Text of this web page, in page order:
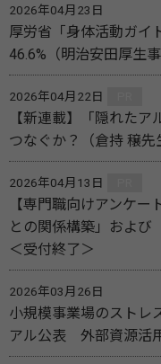
2026年04月23日
厚労省「身体活動ガイ
46.6%（明治安田厚生事
2026年04月22日
【新連載】「隠れた
つなぐか？（倉持 穣先
2026年04月13日
【専門職向けアンケ
との関係構築」および
＜受付終了＞
2026年03月26日
小規模事業場のストレ
アル公表 外部資源活